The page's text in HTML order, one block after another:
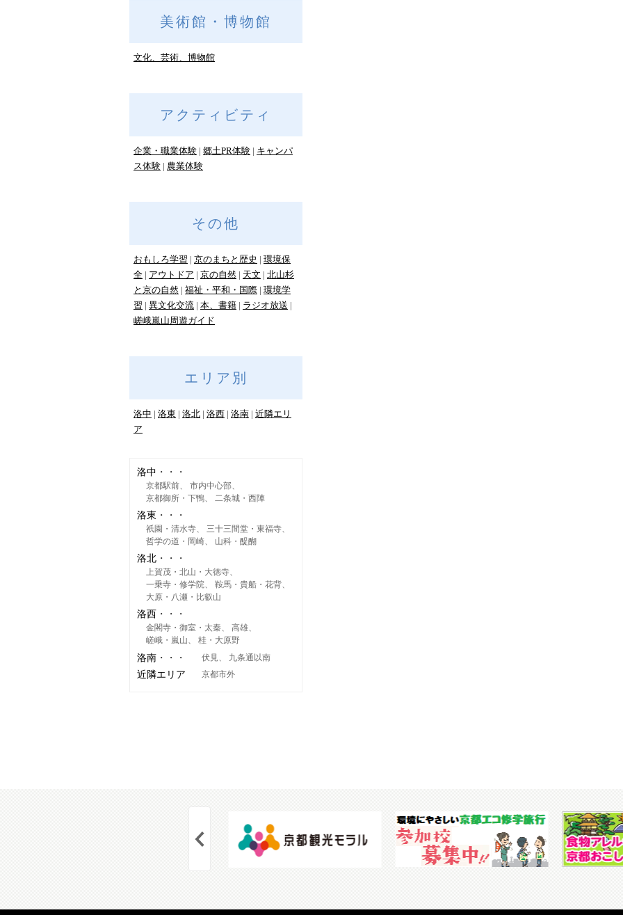
美術館・博物館
文化、芸術、博物館
アクティビティ
企業・職業体験 郷土PR体験
キャンパ
ス体験
農業体験
その他
おもしろ学習 京のまちと歴史
環境保
全
アウトドア 京の自然 天文
北山杉
と京の自然 福祉・平和・国際 環境学
習
異文化交流 本、書籍
ラジオ放送
嵯峨嵐山周遊ガイド
エリア別
洛中 洛東 洛北 洛西 洛南 近隣エリ
ア
洛中
京都駅前
市内中心部
京都御所・下鴨
二条城・西陣
洛東
祇園・清水寺
三十三間堂・東福寺
哲学の道・岡崎
山科・醍醐
洛北
上賀茂・北山・大徳寺
一乗寺・修学院
鞍馬・貴船・花背
大原・八瀬・比叡山
洛西
金閣寺・御室・太秦
高雄
嵯峨・嵐山
桂・大原野
洛南 伏見 九条通以南
近隣エリア 京都市外